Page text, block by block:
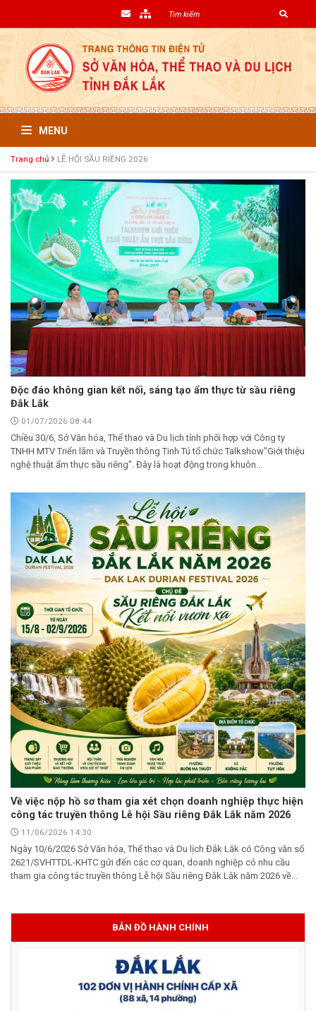
MENU
Trang chủ LỄ HỘI SẦU RIÊNG 2026
Độc đáo không gian kết nối, sáng tạo ẩm thực từ sầu riêng
Đắk Lắk
01/07/2026 08:44
Chiều 30/6, Sở Văn hóa, Thể thao và Du lịch tỉnh phối hợp với Công ty
TNHH MTV Triển lãm và Truyền thông Tinh Tú tổ chức Talkshow"Giới thiệu
nghệ thuật ẩm thực sầu riêng". Đây là hoạt động trong khuôn...
Về việc nộp hồ sơ tham gia xét chọn doanh nghiệp thực hiện
công tác truyền thông Lễ hội Sầu riêng Đắk Lắk năm 2026
11/06/2026 14:30
Ngày 10/6/2026 Sở Văn hóa, Thể thao và Du lịch Đắk Lắk có Công văn số
2621/SVHTTDL-KHTC gửi đến các cơ quan, doanh nghiệp có nhu cầu
tham gia công tác truyền thông Lễ hội Sầu riêng Đắk Lắk năm 2026 về...
BẢN ĐỒ HÀNH CHÍNH